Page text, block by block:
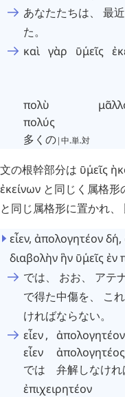
あなたたちは、 最
た。
καὶ γὰρ ῡ῾
μεῖς
πολὺ
πολύς
多くの|中.単.対
文の根幹部分は ῡ῾
μεῖς
ἐκείνων と同じく属格形
と同じ属格形に置かれ、
εἶεν, ἀπολογητέονδή,
διαβολὴν ἣν ῡ῾
μεῖς ἐν
では、 おお、 アテ
で得た中傷を、 こ
ければならない。
εἶεν
εἶεν
では
,
ἀπολογητέον
ἀπολογητέος
弁解しなけ
ἐπιχειρητέον